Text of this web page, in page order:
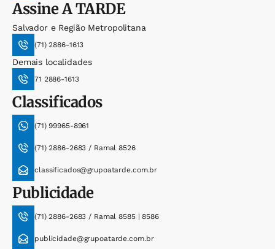
AssineA TARDE
Salvador e Região Metropolitana
(71) 2886-1613
Demais localidades
71 2886-1613
Classificados
(71) 99965-8961
(71) 2886-2683 / Ramal 8526
classificados@grupoatarde.com.br
Publicidade
(71) 2886-2683 / Ramal 8585 | 8586
publicidade@grupoatarde.com.br